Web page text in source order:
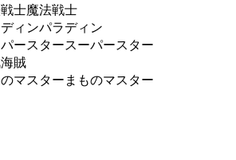
魔法戦士
パラディン
スーパースター
海賊
まものマスター